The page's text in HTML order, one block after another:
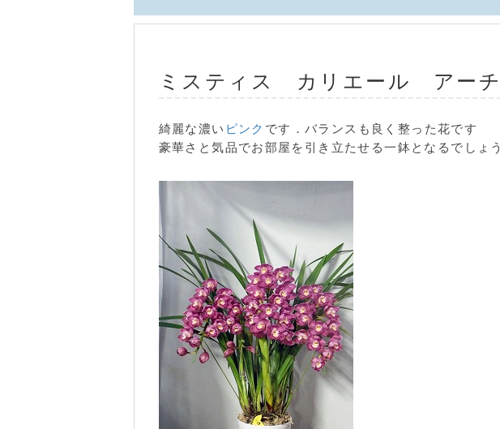
ミスティス カリエール アーチ
綺麗な濃い ピンク です．バランスも良く整った花です
豪華さと気品でお部屋を引き立たせる一鉢となるでしょう